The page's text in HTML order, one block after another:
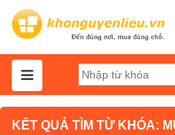
KẾT QUẢ TÌM TỪ KHÓA: